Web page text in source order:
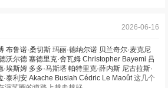
2026-06-16
布鲁诺·桑切斯 玛丽·德纳尔诺 贝兰奇尔·麦克尼
沃尔德 塞德里克·舍瓦姆 Christopher Bayemi 吕
·埃斯姆 多多·马斯塔 帕特里克·薛内斯 尼古拉斯·
·泰利安 Akache Busiah Cédric Le Maoût这几个